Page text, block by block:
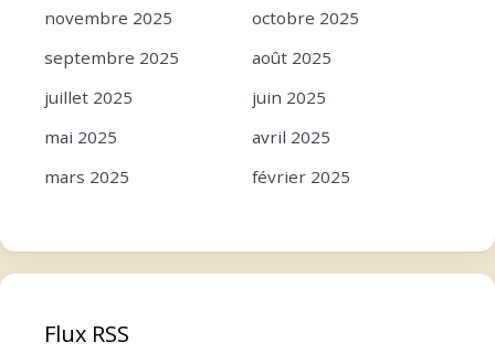
novembre 2025
octobre 2025
septembre 2025
août 2025
juillet 2025
juin 2025
mai 2025
avril 2025
mars 2025
février 2025
novembre 2024
octobre 2024
juillet 2024
Flux RSS